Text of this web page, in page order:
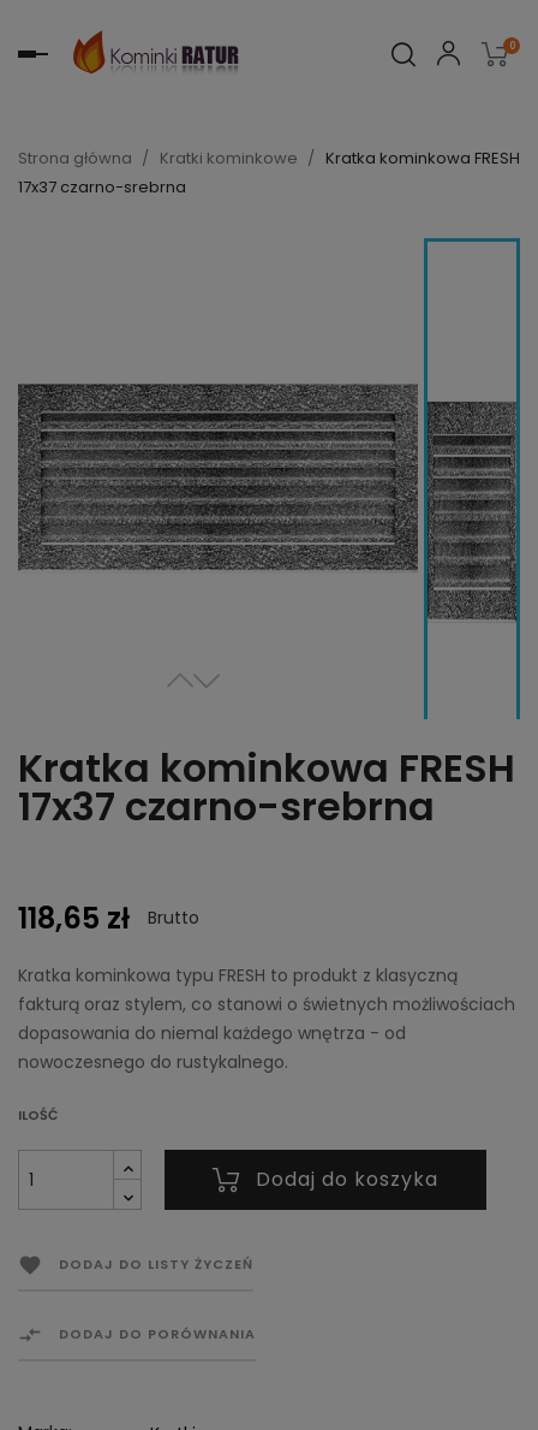
Toggle 0
Strona główna Kratki kominkowe
Kratka kominkowa FRESH
17x37 czarno-srebrna
Kratka kominkowa FRESH
17x37 czarno-srebrna
118,65 zł Brutto
Kratka kominkowa typu FRESH to produkt z klasyczną
fakturą oraz stylem, co stanowi o świetnych możliwościach
dopasowania do niemal każdego wnętrza - od
nowoczesnego do rustykalnego.
ILOŚĆ
Dodaj do koszyka
 DODAJ DO LISTY ŻYCZEŃ
 DODAJ DO PORÓWNANIA